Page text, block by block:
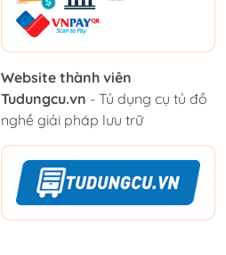
Website thành viên
Tudungcu.vn - Tủ dụng cụ tủ đồ
nghề giải pháp lưu trữ